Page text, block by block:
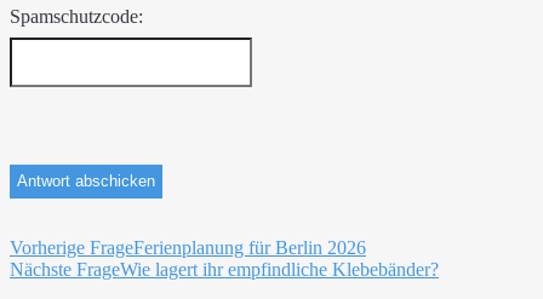
Spamschutzcode:
Beitragsnavigation
Vorherige FrageFerienplanung für Berlin 2026
Nächste FrageWie lagert ihr empfindliche Klebebänder?